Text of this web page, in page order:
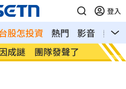
登入
台股怎投資 熱門 影音
熱搜
成謎 團隊發聲了 白海